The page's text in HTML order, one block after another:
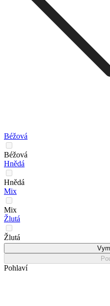
Béžová
Béžová
Hnědá
Hnědá
Mix
Mix
Žlutá
Žlutá
Pohlaví